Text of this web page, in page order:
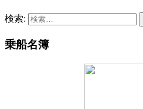
検索:
乗船名簿